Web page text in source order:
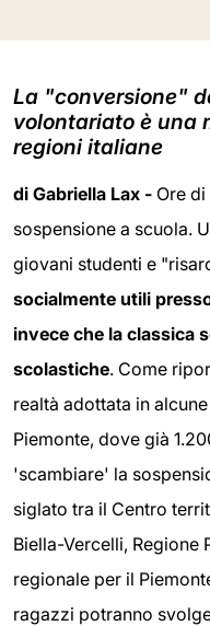
La "conversione"
volontariato è una
regioni italiane
di Gabriella Lax - Ore
sospensione a scuola.
giovani studenti e
socialmente utili
invece che la classica
scolastiche. Come
realtà adottata in
Piemonte, dove già
'scambiare' la
siglato tra il Centro
Biella-Vercelli,
regionale per il
ragazzi potranno